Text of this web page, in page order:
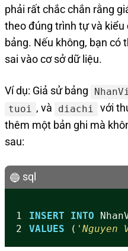
phải rất chắc chắn rằng
theo đúng trình tự và
bảng. Nếu không, bạn có
sai vào cơ sở dữ liệu.
Ví dụ: Giả sử bảng
tuoi , và diachi
với
thêm một bản ghi mà
sau:
sql
1
2
INSERT INTO
VALUES
( 'Nguyen